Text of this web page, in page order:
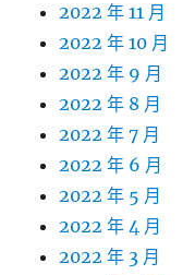
2022 年 11 月
2022 年 10 月
2022 年 9 月
2022 年 8 月
2022 年 7 月
2022 年 6 月
2022 年 5 月
2022 年 4 月
2022 年 3 月